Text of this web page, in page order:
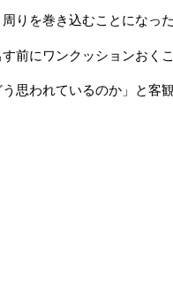
りを巻き込むことになっ
前にワンクッションおくこ
思われているのか」と